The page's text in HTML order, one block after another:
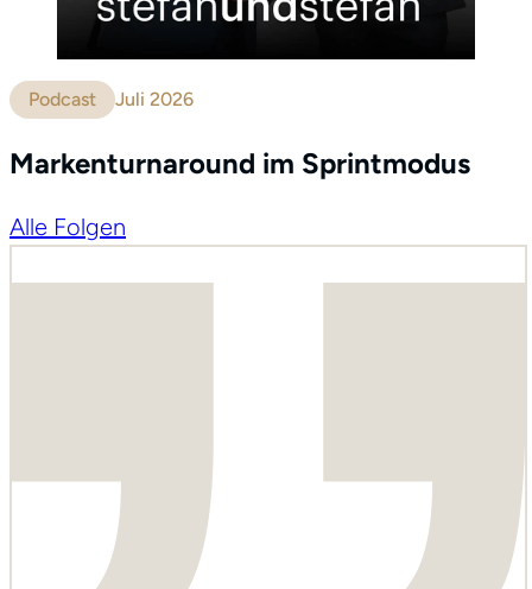
Podcast Juli 2026
Markenturnaround im Sprintmodus
Alle Folgen